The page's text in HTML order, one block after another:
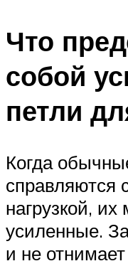
Что
собой
петли
Когда
справляются
нагрузкой,
усиленные.
и не